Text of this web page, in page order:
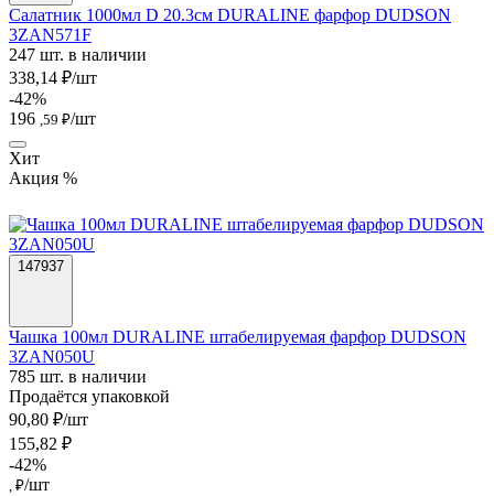
Салатник 1000мл D 20.3см DURALINE фарфор DUDSON
3ZAN571F
247 шт. в наличии
338,14 ₽/шт
-42%
196 ,59 ₽/шт
Хит
Акция %
147937
Чашка 100мл DURALINE штабелируемая фарфор DUDSON
3ZAN050U
785 шт. в наличии
Продаётся упаковкой
90,80 ₽/шт
155,82 ₽
-42%
, ₽/шт